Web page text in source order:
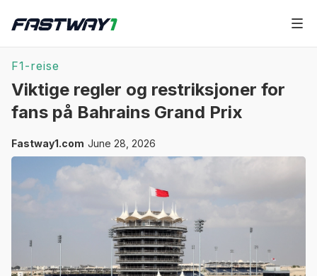
F1-reise
Viktige regler og restriksjoner for
fans på Bahrains Grand Prix
Fastway1.com June 28, 2026